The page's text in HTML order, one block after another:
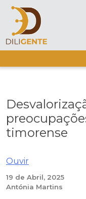
Skip
content
timorense
Ouvir
19 de Abril, 2025
Antónia Martins